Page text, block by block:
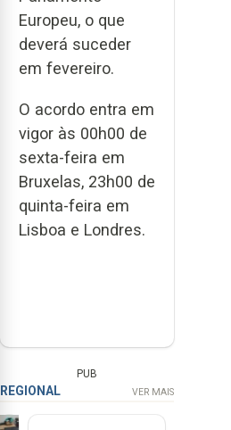
Europeu, o que
deverá suceder
em fevereiro.
O acordo entra em
vigor às 00h00 de
sexta-feira em
Bruxelas, 23h00 de
quinta-feira em
Lisboa e Londres.
PUB
REGIONAL VER MAIS